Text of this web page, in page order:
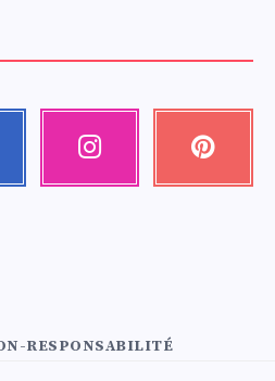
RESPONSABILITÉ